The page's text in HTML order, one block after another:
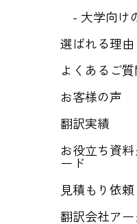
- 大学向け
選ばれる理由
よくあるご
お客様の声
翻訳実績
お役立ち資
ード
見積もり依頼
翻訳会社アー